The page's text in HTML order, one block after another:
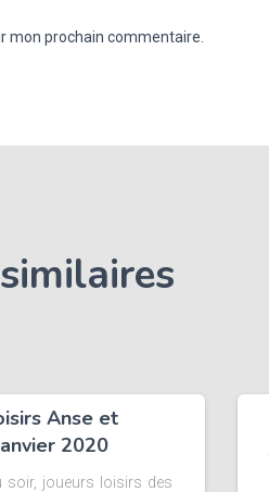
mon prochain commentaire.
Anse et
2020
soir, joueurs loisirs des